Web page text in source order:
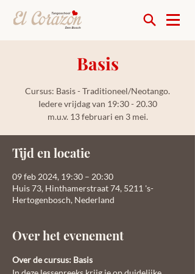
Basis
Cursus: Basis - Traditioneel/Neotango.
Iedere vrijdag van 19:30 - 20.30
m.u.v. 13 februari en 3 mei.
Tijd en locatie
09 feb 2024, 19:30 – 20:30
Huis 73, Hinthamerstraat 74, 5211 's-
Hertogenbosch, Nederland
Over het evenement
Over de cursus: Basis